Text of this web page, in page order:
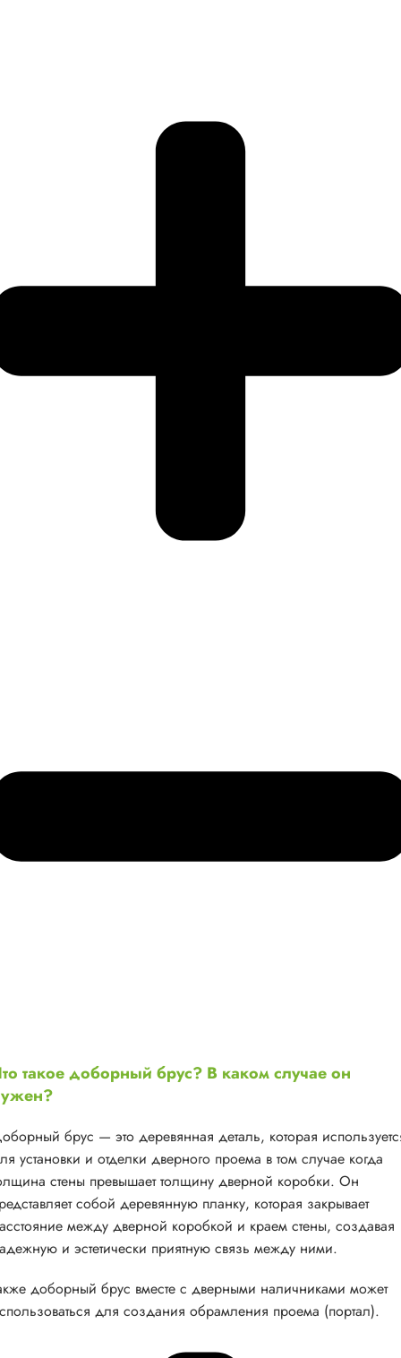
такое доборный брус? В каком случае он
брус — это деревянная деталь, которая
установки и отделки дверного проема в том случае когда
стены превышает толщину дверной коробки. Он
собой деревянную планку, которая закрывает
между дверной коробкой и краем стены, создавая
и эстетически приятную связь между ними.
доборный брус вместе с дверными наличниками может
для создания обрамления проема (портал).